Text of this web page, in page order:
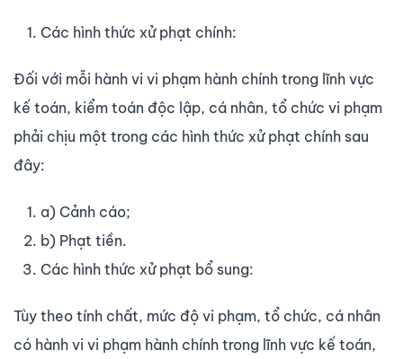
Các hình thức xử phạt chính:
Đối với mỗi hành vi vi phạm hành chính trong lĩnh vực
kế toán, kiểm toán độc lập, cá nhân, tổ chức vi phạm
phải chịu một trong các hình thức xử phạt chính sau
đây:
a) Cảnh cáo;
b) Phạt tiền.
Các hình thức xử phạt bổ sung:
Tùy theo tính chất, mức độ vi phạm, tổ chức, cá nhân
có hành vi vi phạm hành chính trong lĩnh vực kế toán,